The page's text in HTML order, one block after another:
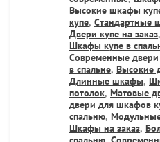
Высокие шкафы
купе, Стандартные
Двери купе на заказ,
Шкафы купе в
Современные двери
в спальне, Высокие
Длинные шкафы,
потолок, Матовые
двери для шкафов
спальню,
Шкафы на заказ,